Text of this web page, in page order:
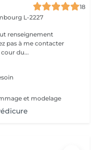
18
L-2227
renseignement
pas à me contacter
du...
et modelage